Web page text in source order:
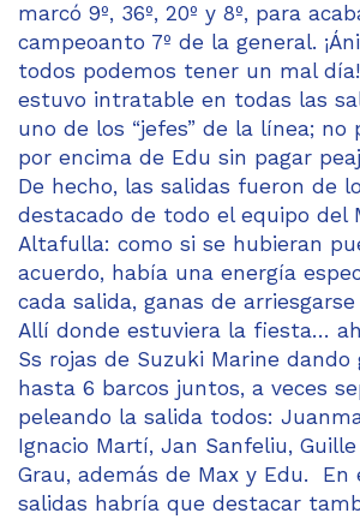
marcó 9º, 36º, 20º y 8º, para
campeoanto 7º de la general.
todos podemos tener un mal
estuvo intratable en todas las
uno de los “jefes” de la línea; no
por encima de Edu sin pagar
De hecho, las salidas fueron de
destacado de todo el equipo del
Altafulla: como si se hubieran
acuerdo, había una energía
cada salida, ganas de
Allí donde estuviera la fiesta…
Ss rojas de Suzuki Marine dando
hasta 6 barcos juntos, a veces
peleando la salida todos:
Ignacio Martí, Jan Sanfeliu,
Grau, además de Max y Edu. En
salidas habría que destacar